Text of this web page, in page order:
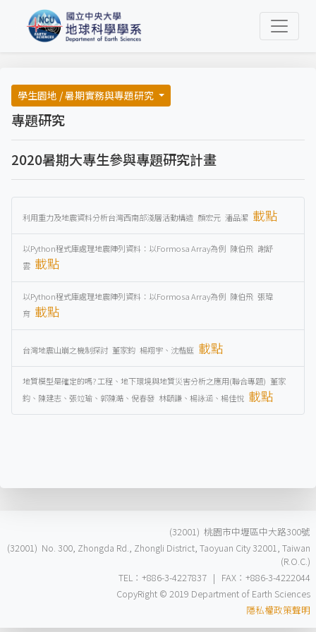
學生園地 / 暑期實務與專題研究
專題研究
2020暑期大專生參與專題研究計畫
利用重力及地震資料分析台灣西南部淺層活動構造 顏宏元 潘品潔 載點
以Python程式庫處理地震陣列資料：以Formosa Array為例 陳伯飛 謝舒
雲 載點
以Python程式庫處理地震陣列資料：以Formosa Array為例 陳伯飛 張瑋
育 載點
台灣地震山崩之機制探討 董家鈞 楊翔宇、沈楷庭 載點
地質模型是確定的嗎? 工程、地下環境與地質災害分析之應用(聯合專題) 董家
鈞、陳建志、張竝瑜、郭陳澔、倪春發 林頤謙、楊詠涵、楊佳悅 載點
(32001) 桃園市中壢區中大路300號
(32001) No. 300, Zhongda Rd., Zhongli District, Taoyuan City 32001, Taiwan
(R.O.C.)
TEL：+886-3-4227837 | FAX：+886-3-4222044
CopyRight © 2019 Department of Earth Sciences
隱私權政策聲明